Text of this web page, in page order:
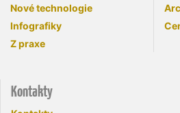
Nové technologie
Infografiky
Z praxe
Kontakty